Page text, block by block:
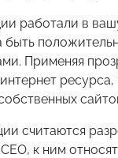
работали в
Применяя
считаются
к ним